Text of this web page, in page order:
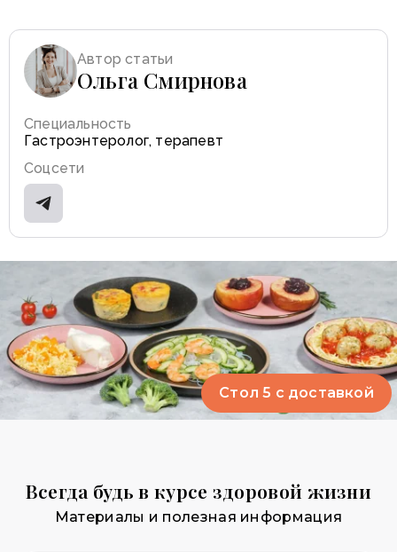
Автор статьи
Ольга Смирнова
Специальность
Гастроэнтеролог, терапевт
Соцсети
Стол 5 с доставкой
Всегда будь в курсе здоровой жизни​
Материалы и полезная информация